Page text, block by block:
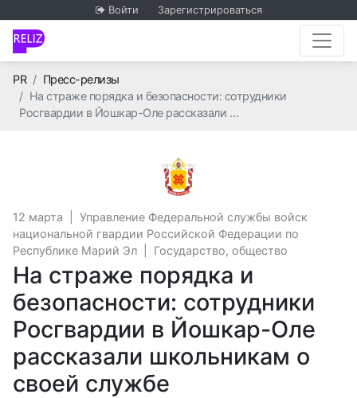
Войти Зарегистрироваться
PRГлавная
Пресс-релизы
На страже порядка и безопасности: сотрудники
Росгвардии в Йошкар-Оле рассказали …
Управление
12 марта
Управление Федеральной службы войск
национальной гвардии Российской Федерации по
Республике Марий Эл
Государство, общество
На страже порядка и
безопасности: сотрудники
Росгвардии в Йошкар-Оле
рассказали школьникам о
своей службе